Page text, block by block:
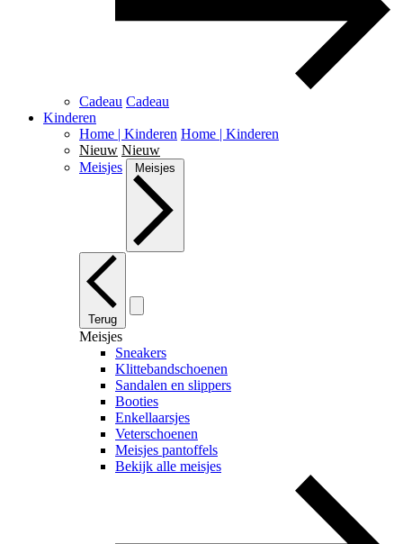
Cadeau Cadeau
Kinderen
Home | Kinderen Home | Kinderen
Nieuw Nieuw
Meisjes
Meisjes
Terug
Meisjes
Sneakers
Klittebandschoenen
Sandalen en slippers
Booties
Enkellaarsjes
Veterschoenen
Meisjes pantoffels
Bekijk alle meisjes